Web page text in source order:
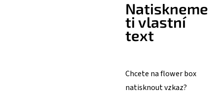
Natiskneme
ti vlastní
text
Chcete na flower box
natisknout vzkaz?